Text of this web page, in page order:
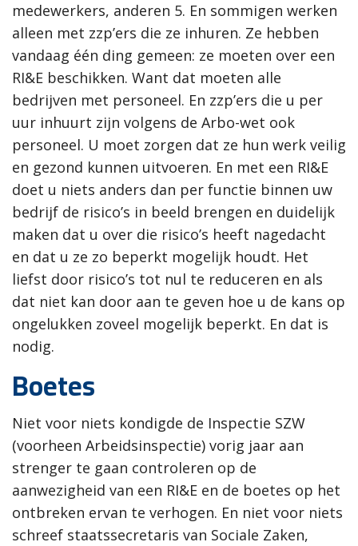
medewerkers, anderen 5. En sommigen werken
alleen met zzp’ers die ze inhuren. Ze hebben
vandaag één ding gemeen: ze moeten over een
RI&E beschikken. Want dat moeten alle
bedrijven met personeel. En zzp’ers die u per
uur inhuurt zijn volgens de Arbo-wet ook
personeel. U moet zorgen dat ze hun werk veilig
en gezond kunnen uitvoeren. En met een RI&E
doet u niets anders dan per functie binnen uw
bedrijf de risico’s in beeld brengen en duidelijk
maken dat u over die risico’s heeft nagedacht
en dat u ze zo beperkt mogelijk houdt. Het
liefst door risico’s tot nul te reduceren en als
dat niet kan door aan te geven hoe u de kans op
ongelukken zoveel mogelijk beperkt. En dat is
nodig.
Boetes
Niet voor niets kondigde de Inspectie SZW
(voorheen Arbeidsinspectie) vorig jaar aan
strenger te gaan controleren op de
aanwezigheid van een RI&E en de boetes op het
ontbreken ervan te verhogen. En niet voor niets
schreef staatssecretaris van Sociale Zaken,